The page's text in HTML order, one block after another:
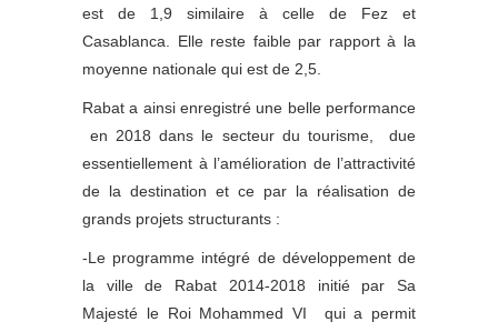
est de 1,9 similaire à celle de Fez et
Casablanca. Elle reste faible par rapport à la
moyenne nationale qui est de 2,5.
Rabat a ainsi enregistré une belle performance
en 2018 dans le secteur du tourisme, due
essentiellement à l’amélioration de l’attractivité
de la destination et ce par la réalisation de
grands projets structurants :
-Le programme intégré de développement de
la ville de Rabat 2014-2018 initié par Sa
Majesté le Roi Mohammed VI qui a permit